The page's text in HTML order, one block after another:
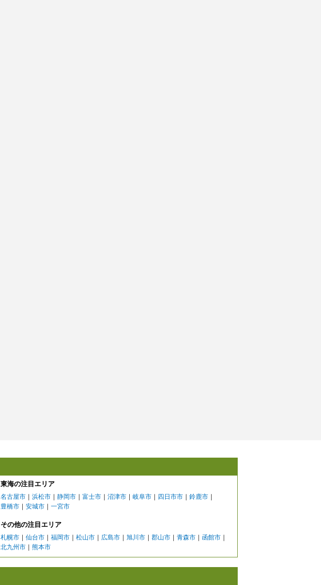
東海の注目エリア
名古屋市 ｜ 浜松市 ｜ 静岡市 ｜ 富士市 ｜ 沼津市 ｜ 岐阜市 ｜ 四日市市 ｜ 鈴鹿市 ｜
豊橋市 ｜ 安城市 ｜ 一宮市
その他の注目エリア
札幌市 ｜ 仙台市 ｜ 福岡市 ｜ 松山市 ｜ 広島市 ｜ 旭川市 ｜ 郡山市 ｜ 青森市 ｜ 函館市 ｜
北九州市 ｜ 熊本市